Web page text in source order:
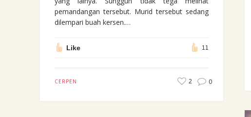
pemandangan tersebut. Murid tersebut sedang
dilempari buah kersen.…
Like 11
CERPEN 2 0